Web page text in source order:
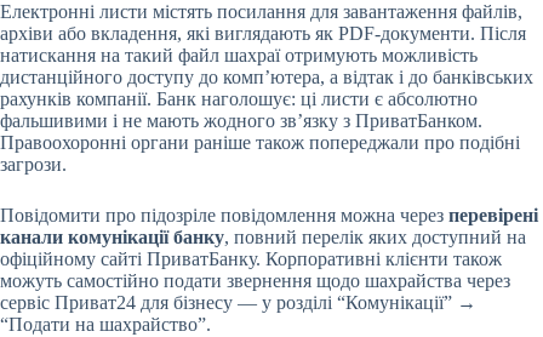
Електронні листи містять посилання для завантаження файлів,
архіви або вкладення, які виглядають як PDF-документи. Після
натискання на такий файл шахраї отримують можливість
дистанційного доступу до комп’ютера, а відтак і до банківських
рахунків компанії. Банк наголошує: ці листи є абсолютно
фальшивими і не мають жодного зв’язку з ПриватБанком.
Правоохоронні органи раніше також попереджали про подібні
загрози.
Повідомити про підозріле повідомлення можна через перевірені
канали комунікації банку, повний перелік яких доступний на
офіційному сайті ПриватБанку. Корпоративні клієнти також
можуть самостійно подати звернення щодо шахрайства через
сервіс Приват24 для бізнесу — у розділі “Комунікації” →
“Подати на шахрайство”.